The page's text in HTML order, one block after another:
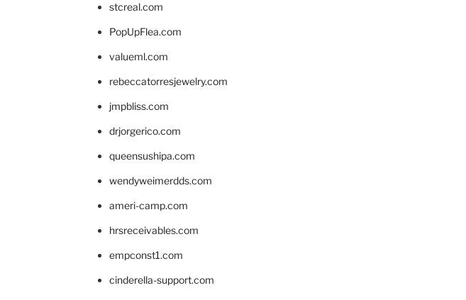
stcreal.com
PopUpFlea.com
valueml.com
rebeccatorresjewelry.com
jmpbliss.com
drjorgerico.com
queensushipa.com
wendyweimerdds.com
ameri-camp.com
hrsreceivables.com
empconst1.com
cinderella-support.com